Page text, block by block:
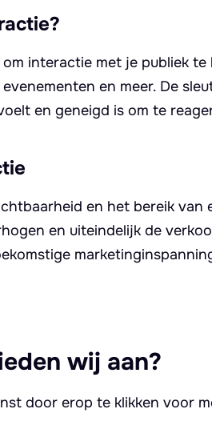
interactie met je publiek
en meer. De
en geneigd is om te
en het bereik
en uiteindelijk de
wij aan?
door erop te klikken voor